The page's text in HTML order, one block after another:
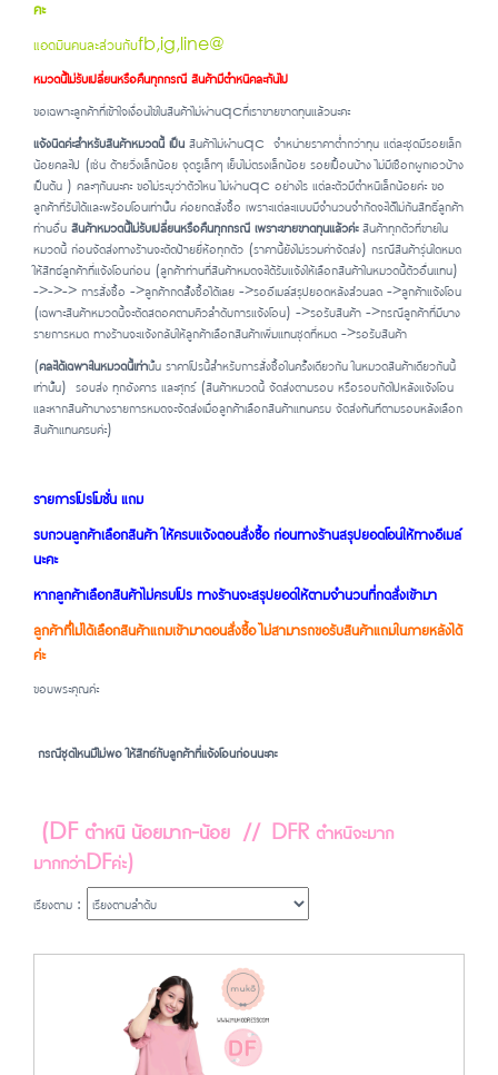
คะ
แอดมินคนละส่วนกับfb,ig,line@
หมวดนี้ไม่รับเปลี่ยนหรือคืนทุกกรณี สินค้ามีตำหนิคละกันไป
ขอเฉพาะลูกค้าที่เข้าใจเงื่อนไขในสินค้าไม่ผ่านqcที่เราขายขาดทุนแล้วนะคะ
แจ้งนิดค่ะสำหรับสินค้าหมวดนี้ เป็น สินค้าไม่ผ่่านqc จำหน่ายราคาต่ำกว่าทุน แต่ละชุดมีรอยเล็ก
น้อยคละไป (เช่น ด้ายวิ่งเล็กน้อย จุดรูเล็กๆ เย็บไม่ตรงเล็กน้อย รอยเปื้อนบ้าง ไม่มีเชือกผูกเอวบ้าง
เป็นต้น ) คละๆกันนะคะ ขอไม่ระบุว่าตัวไหน ไม่ผ่านqc อย่างไร แต่ละตัวมีตำหนิเล็กน้อยค่ะ ขอ
ลูกค้าที่รับได้และพร้อมโอนเท่านั้น ค่อยกดสั่งซื้อ เพราะแต่ละแบบมีจำนวนจำกัดจะได้ไม่กันสิทธิ์ลูกค้า
ท่านอื่น สินค้าหมวดนี้ไม่รับเปลี่ยนหรือคืนทุกกรณี เพราะขายขาดทุนแล้วค่ะสินค้าทุกตัวที่ขายใน
หมวดนี้ ก่อนจัดส่งทางร้านจะตัดป้ายยี่ห้อทุกตัว (ราคานี้ยังไม่รวมค่าจัดส่ง) กรณีสินค้ารุ่นใดหมด
ให้สิทธ์ลูกค้าที่แจ้งโอนก่อน (ลูกค้าท่านที่สินค้าหมดจะได้รับแจ้งให้เลือกสินค้าในหมวดนี้ตัวอื่่นแทน)
->->-> การสั่งซื้อ ->ลูกค้ากดสั้งซื้อได้เลย ->รออีเมล์สรุปยอดหลังส่่วนลด ->ลูกค้าแจ้งโอน
(เฉพาะสินค้าหมวดนี้จะตัดสตอคตามคิวลำดับการแจ้งโอน) ->รอรับสินค้า ->กรณีลูกค้าที่มีบาง
รายการหมด ทางร้านจะแจ้งกลับให้ลูกค้าเลือกสินค้าเพิ่มแทนชุดที่หมด ->รอรับสินค้า
(คละได้เฉพาะในหมวดนี้เท่านั้น ราคาโปรนี้สำหรับการสั่งซื้อในครั้งเดียวกัน ในหมวดสินค้าเดียวกันนี้
เท่านั้น) รอบส่ง ทุกอังคาร และศุกร์ (สินค้าหมวดนี้ จัดส่งตามรอบ หรือรอบถัดไปหลังแจ้งโอน
และหากสินค้าบางรายการหมดจะจัดส่งเมื่อลูกค้าเลือกสินค้าแทนครบ จัดส่งทันทีตามรอบหลังเลือก
สินค้าแทนครบค่ะ)
รายการโปรโมชั่น แถม
รบกวนลูกค้าเลือกสินค้า ให้ครบแจ้งตอนสั่งซื้อ ก่อนทางร้านสรุปยอดโอนให้ทางอีเมล์
นะคะ
หากลูกค้าเลือกสินค้าไม่ครบโปร ทางร้านจะสรุปยอดให้ตามจำนวนที่กดสั่งเข้ามา
ลูกค้าที่ไม่ได้เลือกสินค้าแถมเข้ามาตอนสั่งซื้อ ไม่สามารถขอรับสินค้าแถมในภายหลังได้
ค่ะ
ขอบพระคุณค่ะ
กรณีชุดไหนมีไม่พอ ให้สิทธ์กับลูกค้าที่แจ้งโอนก่อนนะคะ
(DF ตำหนิ น้อยมาก-น้อย // DFR ตำหนิจะมาก
มากกว่าDFค่ะ)
เรียงตาม :